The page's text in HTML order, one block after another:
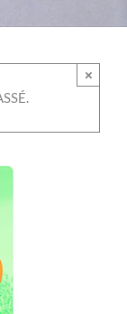
×